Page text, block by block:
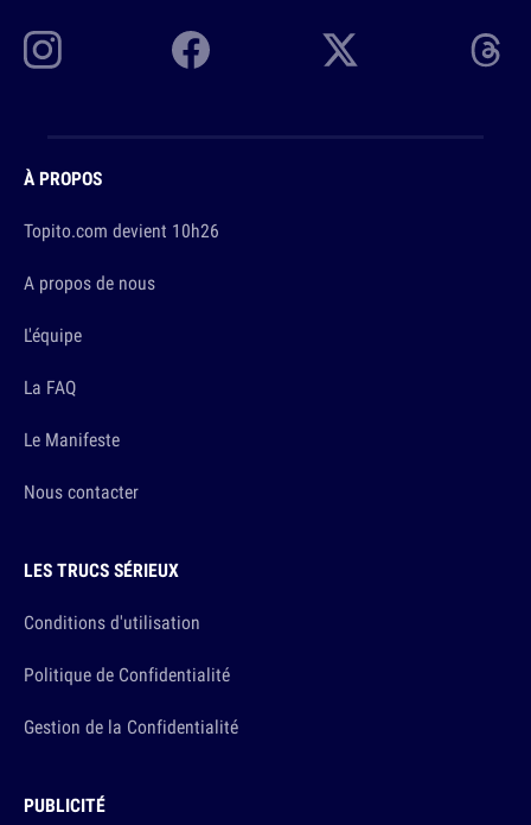
À PROPOS
Topito.com devient 10h26
A propos de nous
L'équipe
La FAQ
Le Manifeste
Nous contacter
LES TRUCS SÉRIEUX
Conditions d'utilisation
Politique de Confidentialité
Gestion de la Confidentialité
PUBLICITÉ